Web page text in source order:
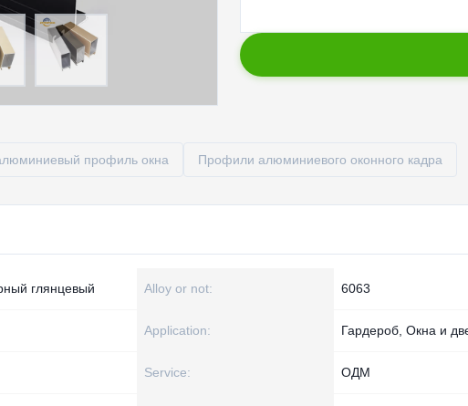
профиль окна Профили алюминиевого оконного кадра
глянцевый Alloy or not: 6063
Application: Гардероб, Окна и
Service: ОДМ